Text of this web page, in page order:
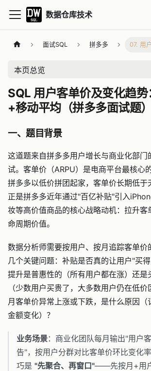
数据仓库技术
面试SQL 拼多多 07. 用
本页总览
SQL 用户客单价及变化趋
+移动平均（拼多多面试题）
一、题目背景
这道题来自拼多多用户增长与商业化部门
试。客单价（ARPU）是电商平台最核心
拼多多以低价拼团起家，客单价长期低
正是拼多多近年通过"百亿补贴"引入
妆等高价值商品的核心战略动机：拉升客
命周期价值。
数据分析师需要按用户、按月追踪客单价
几个关键问题：补贴是否真的让用户"买
提升是普惠性的（所有用户都在涨）还是
（少数用户买贵了，大多数用户仍在低
月客单价异常上涨或下跌，是什么原因（
金额变化）？
业务场景：商业化团队每月输出"用户
告"，按用户分群对比客单价环比变化
巧是 "先聚合、再窗口"——先按月+用